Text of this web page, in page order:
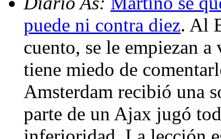
puede ni contra diez. Al
cuento, se le empiezan
tiene miedo de
Amsterdam recibió una
parte de un Ajax jugó